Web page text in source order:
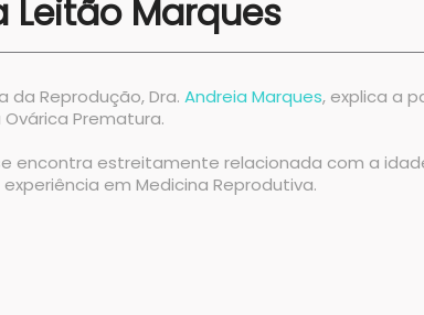
Leitão Marques
da Reprodução, Dra. Andreia Marques, explica a
Prematura.
encontra estreitamente relacionada com a
em Medicina Reprodutiva.